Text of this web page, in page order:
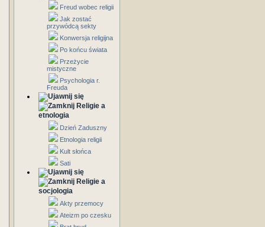
Freud wobec religii
Jak zostać
przywódcą sekty
Konwersja religijna
Po końcu świata
Przeżycie
mistyczne
Psychologia r.
Freuda
Religie a
etnologia
Dzień Zaduszny
Etnologia religii
Kult słońca
Sati
Religie a
socjologia
Akty przemocy
Ateizm po czesku